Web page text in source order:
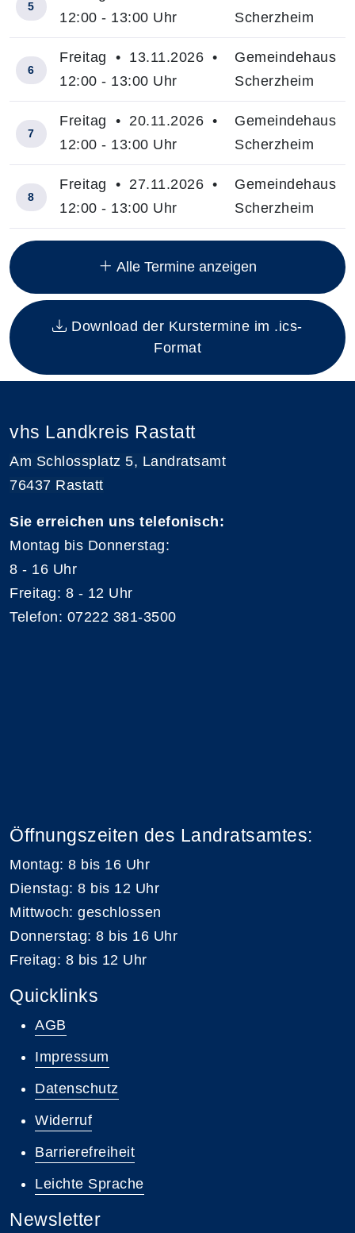
Insgesamt gibt es 8 Termine zum diesen Kurs
5
12:00 - 13:00 Uhr
Scherzheim
6
Freitag • 13.11.2026 •
12:00 - 13:00 Uhr
Gemeindehaus
Scherzheim
7
Freitag • 20.11.2026 •
12:00 - 13:00 Uhr
Gemeindehaus
Scherzheim
8
Freitag • 27.11.2026 •
12:00 - 13:00 Uhr
Gemeindehaus
Scherzheim
Alle Termine anzeigen
Download der Kurstermine im .ics-
Format
vhs Landkreis Rastatt
Am Schlossplatz 5, Landratsamt
76437 Rastatt
Sie erreichen uns telefonisch:
Montag bis Donnerstag:
8 - 16 Uhr
Freitag: 8 - 12 Uhr
Telefon: 07222 381-3500
Öffnungszeiten des Landratsamtes:
Montag: 8 bis 16 Uhr
Dienstag: 8 bis 12 Uhr
Mittwoch: geschlossen
Donnerstag: 8 bis 16 Uhr
Freitag: 8 bis 12 Uhr
Quicklinks
AGB
Impressum
Datenschutz
Widerruf
Barrierefreiheit
Leichte Sprache
Newsletter